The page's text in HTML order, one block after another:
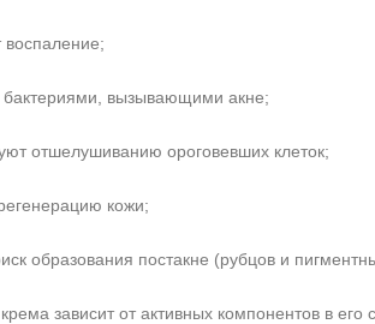
воспаление;
бактериями, вызывающими акне;
отшелушиванию ороговевших клеток;
кожи;
образования постакне (рубцов и
зависит от активных компонентов в